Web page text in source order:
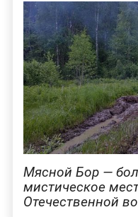
Мясной Бор —
мистическое
Отечественной